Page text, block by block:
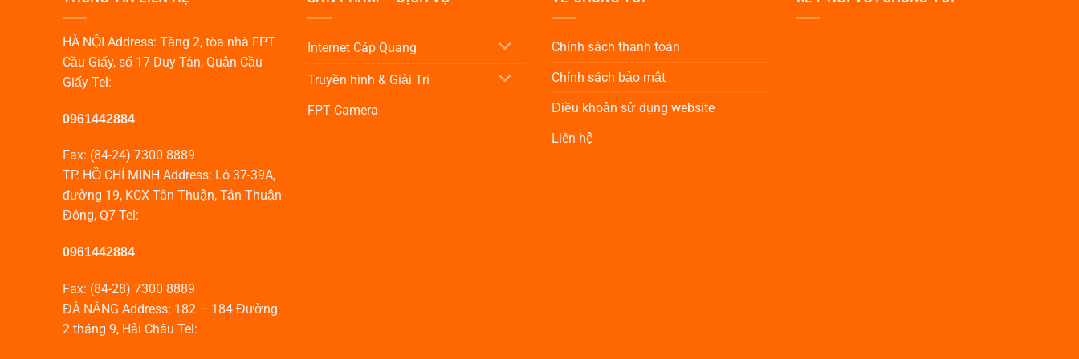
HÀ NỘI Address: Tầng 2, tòa nhà FPT
Cầu Giấy, số 17 Duy Tân, Quận Cầu
Giấy Tel:
0961442884
Fax: (84-24) 7300 8889
TP. HỒ CHÍ MINH Address: Lô 37-39A,
đường 19, KCX Tân Thuận, Tân Thuận
Đông, Q7 Tel:
0961442884
Fax: (84-28) 7300 8889
ĐÀ NẴNG Address: 182 – 184 Đường
2 tháng 9, Hải Châu Tel:
Internet Cáp Quang
Truyền hình & Giải Trí
FPT Camera
Chính sách thanh toán
Chính sách bảo mật
Điều khoản sử dụng website
Liên hệ